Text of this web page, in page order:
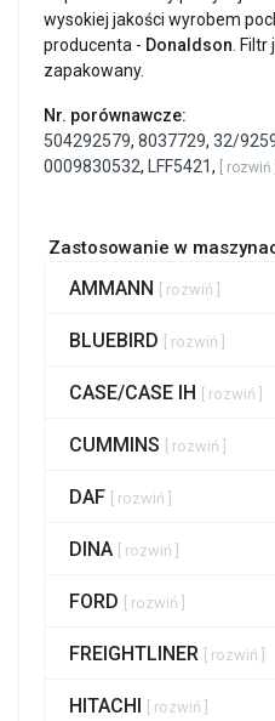
wysokiej jakości wyrobem
producenta - Donaldson .
zapakowany.
Nr. porównawcze:
504292579, 8037729, 32/
0009830532, LFF5421, [ rozwiń ]
Zastosowanie w
AMMANN [ rozwiń ]
BLUEBIRD [ rozwiń ]
CASE/CASE IH [ rozwiń ]
CUMMINS [ rozwiń ]
DAF [ rozwiń ]
DINA [ rozwiń ]
FORD [ rozwiń ]
FREIGHTLINER [ rozwiń ]
HITACHI [ rozwiń ]